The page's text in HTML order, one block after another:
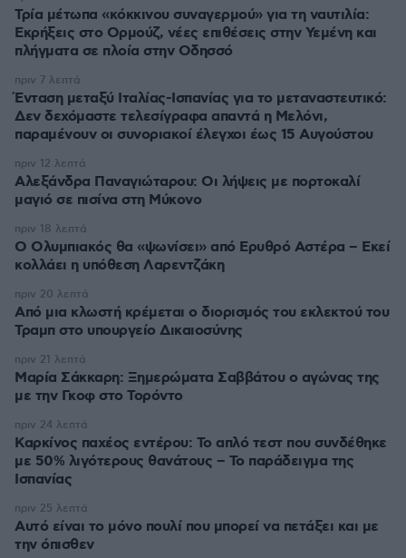
Τρία μέτωπα «κόκκινου συναγερμού» για τη ναυτιλία:
Εκρήξεις στο Ορμούζ, νέες επιθέσεις στην Υεμένη και
πλήγματα σε πλοία στην Οδησσό
Ένταση μεταξύ Ιταλίας-Ισπανίας για το μεταναστευτικό:
Δεν δεχόμαστε τελεσίγραφα απαντά η Μελόνι,
παραμένουν οι συνοριακοί έλεγχοι έως 15 Αυγούστου
πριν 7 λεπτά
Αλεξάνδρα Παναγιώταρου: Οι λήψεις με πορτοκαλί
μαγιό σε πισίνα στη Μύκονο
πριν 12 λεπτά
Ο Ολυμπιακός θα «ψωνίσει» από Ερυθρό Αστέρα – Εκεί
κολλάει η υπόθεση Λαρεντζάκη
πριν 18 λεπτά
Από μια κλωστή κρέμεται ο διορισμός του εκλεκτού του
Τραμπ στο υπουργείο Δικαιοσύνης
πριν 20 λεπτά
Μαρία Σάκκαρη: Ξημερώματα Σαββάτου ο αγώνας της
με την Γκοφ στο Τορόντο
πριν 21 λεπτά
Καρκίνος παχέος εντέρου: Το απλό τεστ που συνδέθηκε
με 50% λιγότερους θανάτους – Το παράδειγμα της
Ισπανίας
πριν 24 λεπτά
Αυτό είναι το μόνο πουλί που μπορεί να πετάξει και με
την όπισθεν
πριν 25 λεπτά